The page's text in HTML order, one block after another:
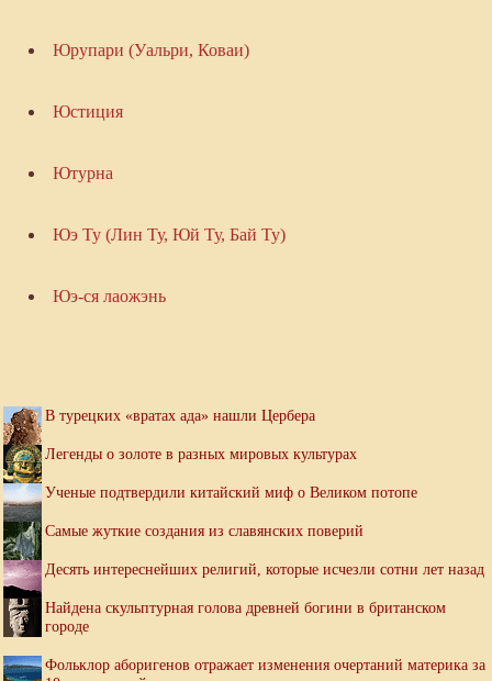
Юрупари (Уальри, Коваи)
Юстиция
Ютурна
Юэ Ту (Лин Ту, Юй Ту, Бай Ту)
Юэ-ся лаожэнь
В турецких «вратах ада» нашли Цербера
Легенды о золоте в разных мировых культурах
Ученые подтвердили китайский миф о Великом потопе
Самые жуткие создания из славянских поверий
Десять интереснейших религий, которые исчезли сотни лет назад
Найдена скульптурная голова древней богини в британском
городе
Фольклор аборигенов отражает изменения очертаний материка за